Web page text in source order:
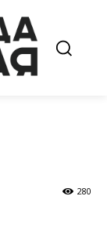
280